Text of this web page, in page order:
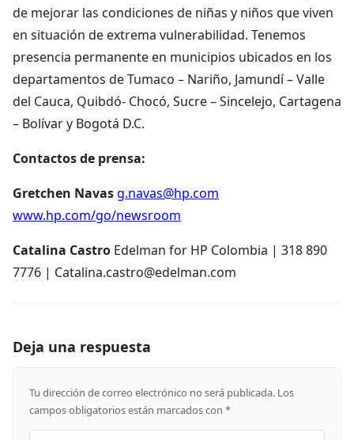
de mejorar las condiciones de niñas y niños que viven
en situación de extrema vulnerabilidad. Tenemos
presencia permanente en municipios ubicados en los
departamentos de Tumaco – Nariño, Jamundí – Valle
del Cauca, Quibdó- Chocó, Sucre – Sincelejo, Cartagena
– Bolívar y Bogotá D.C.
Contactos de prensa:
Gretchen Navasg.navas@hp.com
www.hp.com/go/newsroom
Catalina Castro Edelman for HP Colombia | 318 890
7776 | Catalina.castro@edelman.com
Deja una respuesta
Tu dirección de correo electrónico no será publicada. Los
campos obligatorios están marcados con *